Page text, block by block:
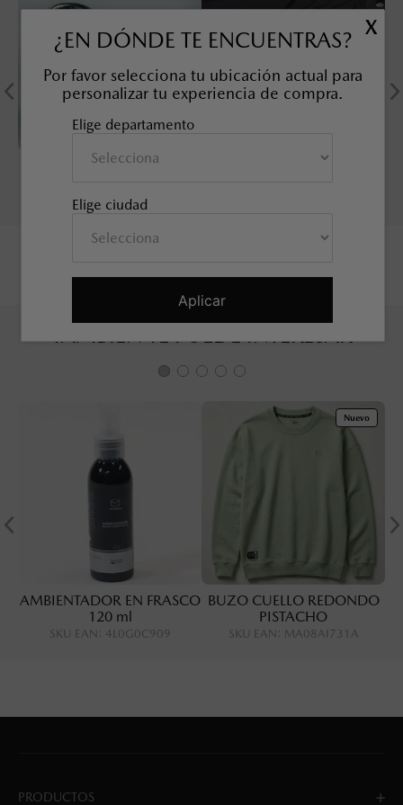
X
¿EN DÓNDE TE ENCUENTRAS?
Por favor selecciona tu ubicación actual para
personalizar tu experiencia de compra.
Elige departamento
Elige ciudad
Aplicar
KIT TUERCAS DE
SKU EAN:9L0B37118
TAMBIÉN TE PUEDE INTERESAR
AMBIENTADOR EN FRASCO
120 ml
SKU EAN : 4L0G0C909
Nuevo
BUZO CUELLO REDONDO
PISTACHO
SKU EAN : MA08AI731A
PRODUCTOS